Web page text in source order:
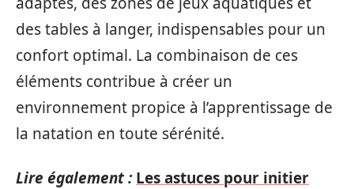
des tables à langer, indispensables pour un
confort optimal. La combinaison de ces
éléments contribue à créer un
environnement propice à l’apprentissage de
la natation en toute sérénité.
Lire également : Les astuces pour initier